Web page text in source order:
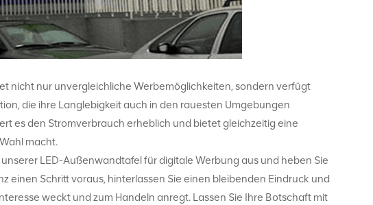
nicht nur unvergleichliche Werbemöglichkeiten, sondern verfügt
die ihre Langlebigkeit auch in den rauesten Umgebungen
es den Stromverbrauch erheblich und bietet gleichzeitig eine
macht.
LED-Außenwandtafel für digitale Werbung aus und heben Sie
einen Schritt voraus, hinterlassen Sie einen bleibenden Eindruck und
weckt und zum Handeln anregt. Lassen Sie Ihre Botschaft mit